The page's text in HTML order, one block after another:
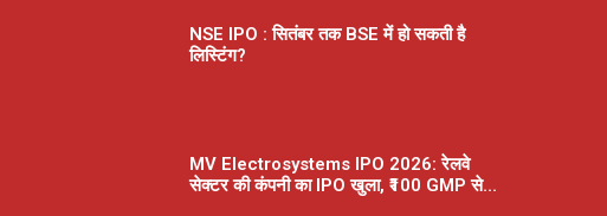
NSE IPO : सितंबर तक BSE में हो सकती है
लिस्टिंग?
MV Electrosystems IPO 2026: रेलवे
सेक्टर की कंपनी का IPO खुला, ₹100 GMP से...